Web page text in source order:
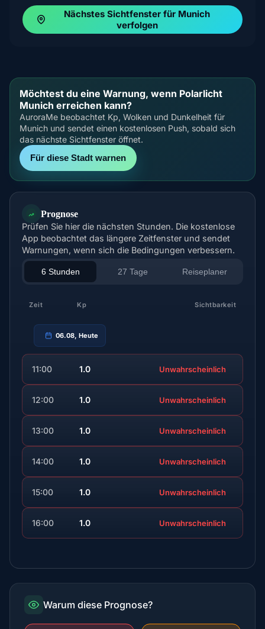
Nächstes Sichtfenster für Munich
verfolgen
Möchtest du eine Warnung, wenn Polarlicht
Munich erreichen kann?
AuroraMe beobachtet Kp, Wolken und Dunkelheit für
Munich und sendet einen kostenlosen Push, sobald sich
das nächste Sichtfenster öffnet.
Für diese Stadt warnen
Prognose
Prüfen Sie hier die nächsten Stunden. Die kostenlose
App beobachtet das längere Zeitfenster und sendet
Warnungen, wenn sich die Bedingungen verbessern.
6 Stunden 27 Tage Reiseplaner
Zeit Kp Sichtbarkeit
06.08, Heute
11:00 1.0 Unwahrscheinlich
12:00 1.0 Unwahrscheinlich
13:00 1.0 Unwahrscheinlich
14:00 1.0 Unwahrscheinlich
15:00 1.0 Unwahrscheinlich
16:00 1.0 Unwahrscheinlich
Warum diese Prognose?